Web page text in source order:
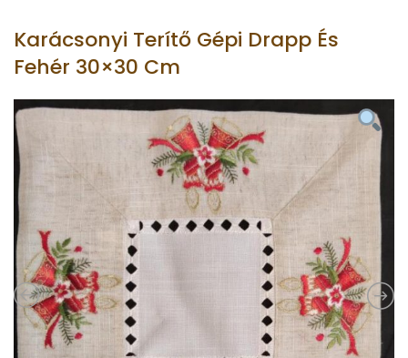
Karácsonyi Terítő Gépi Drapp És
Fehér 30×30 Cm